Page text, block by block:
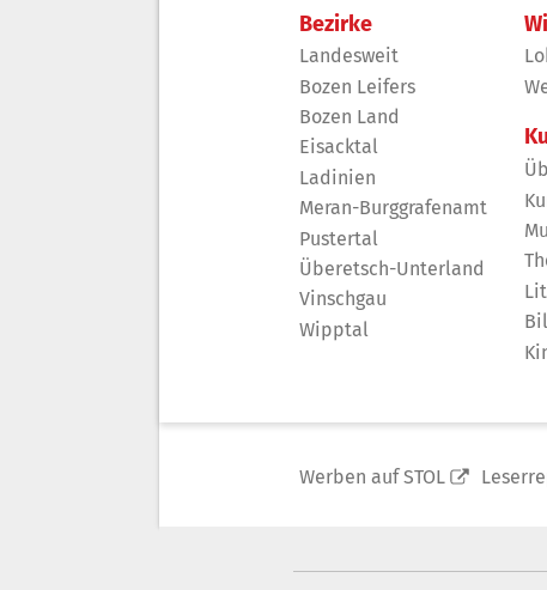
Bezirke
Landesweit
Bozen Leifers
Bozen Land
Eisacktal
Ladinien
Meran-Burggrafenamt
Pustertal
Überetsch-Unterland
Vinschgau
Wipptal
Werben auf STOL